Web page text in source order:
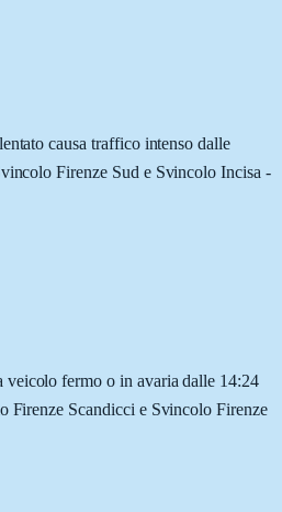
causa traffico intenso dalle
Firenze Sud e Svincolo Incisa -
veicolo fermo o in avaria dalle 14:24
Firenze Scandicci e Svincolo Firenze